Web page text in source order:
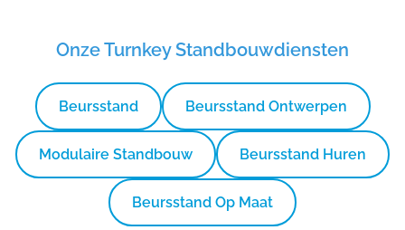
Onze Turnkey Standbouwdiensten
Beursstand Beursstand Ontwerpen
Modulaire Standbouw Beursstand Huren
Beursstand Op Maat